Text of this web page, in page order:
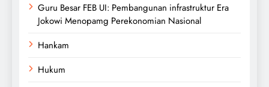
Guru Besar FEB UI: Pembangunan infrastruktur Era
Jokowi Menopamg Perekonomian Nasional
Hankam
Hukum